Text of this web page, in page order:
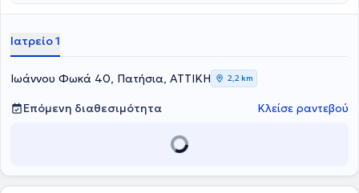
Βουδαπέστη και ειδικεύτηκε στη γενική χειρουργική στο Γενικό
εμπειρία σε παθήσεις όπως οι αιμορροΐδες, η κήλη, στην
αιμορραγία εντέρου, στην επιμήκη γαστρεκτομή, στα κονδυλώματα,
στη μαστοπάθεια και στο συρίγγιο πρωκτού και παρέχει υπηρεσίες
αφαίρεσης ραμμάτων και λαπαροσκοπικής αντιμετώπισης κήλης.
Είναι συνεργάτης ιατρός του Ερρίκος Ντυνάν Hospital Center και
του Ιατρικού Κέντρου Παλαιού Φαλήρου και έχει διατελέσει
Νοσοκομείου Αθηνών "Ευαγγελισμός"και στη Χειρουργική Κλινική
του Ιατρικού Συλλόγου Αθηνών.
Ιατρείο 1
Ιωάννου Φωκά 40, Πατήσια, ΑΤΤΙΚΗ 2,2 km
Επόμενη διαθεσιμότητα Κλείσε ραντεβού